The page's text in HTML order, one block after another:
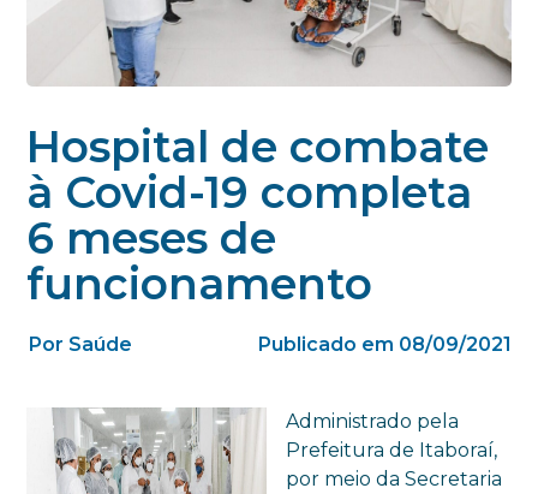
Hospital de combate
à Covid-19 completa
6 meses de
funcionamento
Por Saúde Publicado em 08/09/2021
Administrado pela
Prefeitura de Itaboraí,
por meio da Secretaria